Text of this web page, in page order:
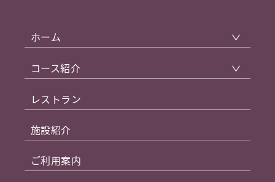
ホーム
コース紹介
レストラン
施設紹介
ご利用案内